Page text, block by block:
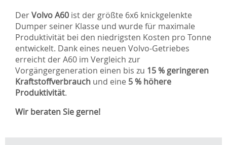
DerVolvo A60 ist der größte 6x6 knickgelenkte
Dumper seiner Klasse und wurde für maximale
Produktivität bei den niedrigsten Kosten pro Tonne
entwickelt. Dank eines neuen Volvo-Getriebes
erreicht der A60 im Vergleich zur
Vorgängergeneration einen bis zu 15 % geringeren
Kraftstoffverbrauch und eine 5 % höhere
Produktivität.
Wir beraten Sie gerne!